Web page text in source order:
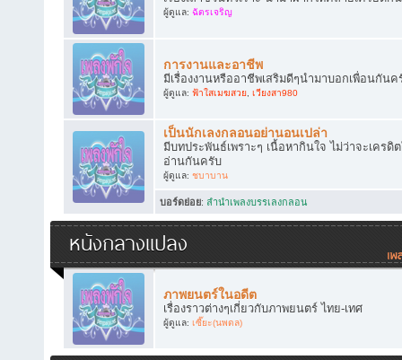
ผู้ดูแล: ฉัตรเจริญ
การงานและอาชีพ
มีเรื่องงานหรืออาชีพเสริมดีๆนำมาบอกเพื่อนกันค
ผู้ดูแล: ฟ้าใสเมฆสวย, เวียงสา980
เป็นนักเลงกลอนอย่านอนเปล่า
มีบทประพันธ์เพราะๆ เนื้อหากินใจ ไม่ว่าจะเครดิ
อ่านกันครับ
ผู้ดูแล: ชบาบาน
บอร์ดย่อย: ลำนำเพลงบรรเลงกลอน
หนังกลางแปลง
ภาพยนตร์ในอดีต
เรื่องราวต่างๆเกี่ยวกับภาพยนตร์ ไทย-เทศ
ผู้ดูแล: เซี๊ยะ(นพดล)